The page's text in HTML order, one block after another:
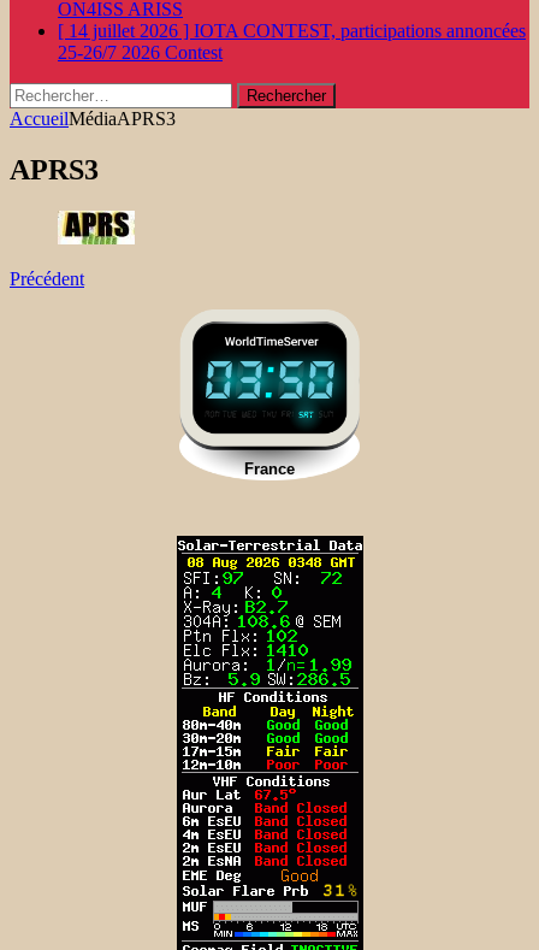
ON4ISS ARISS
[ 14 juillet 2026 ] IOTA CONTEST, participations annoncées
25-26/7 2026 Contest
Rechercher :
AccueilMédiaAPRS3
APRS3
Précédent